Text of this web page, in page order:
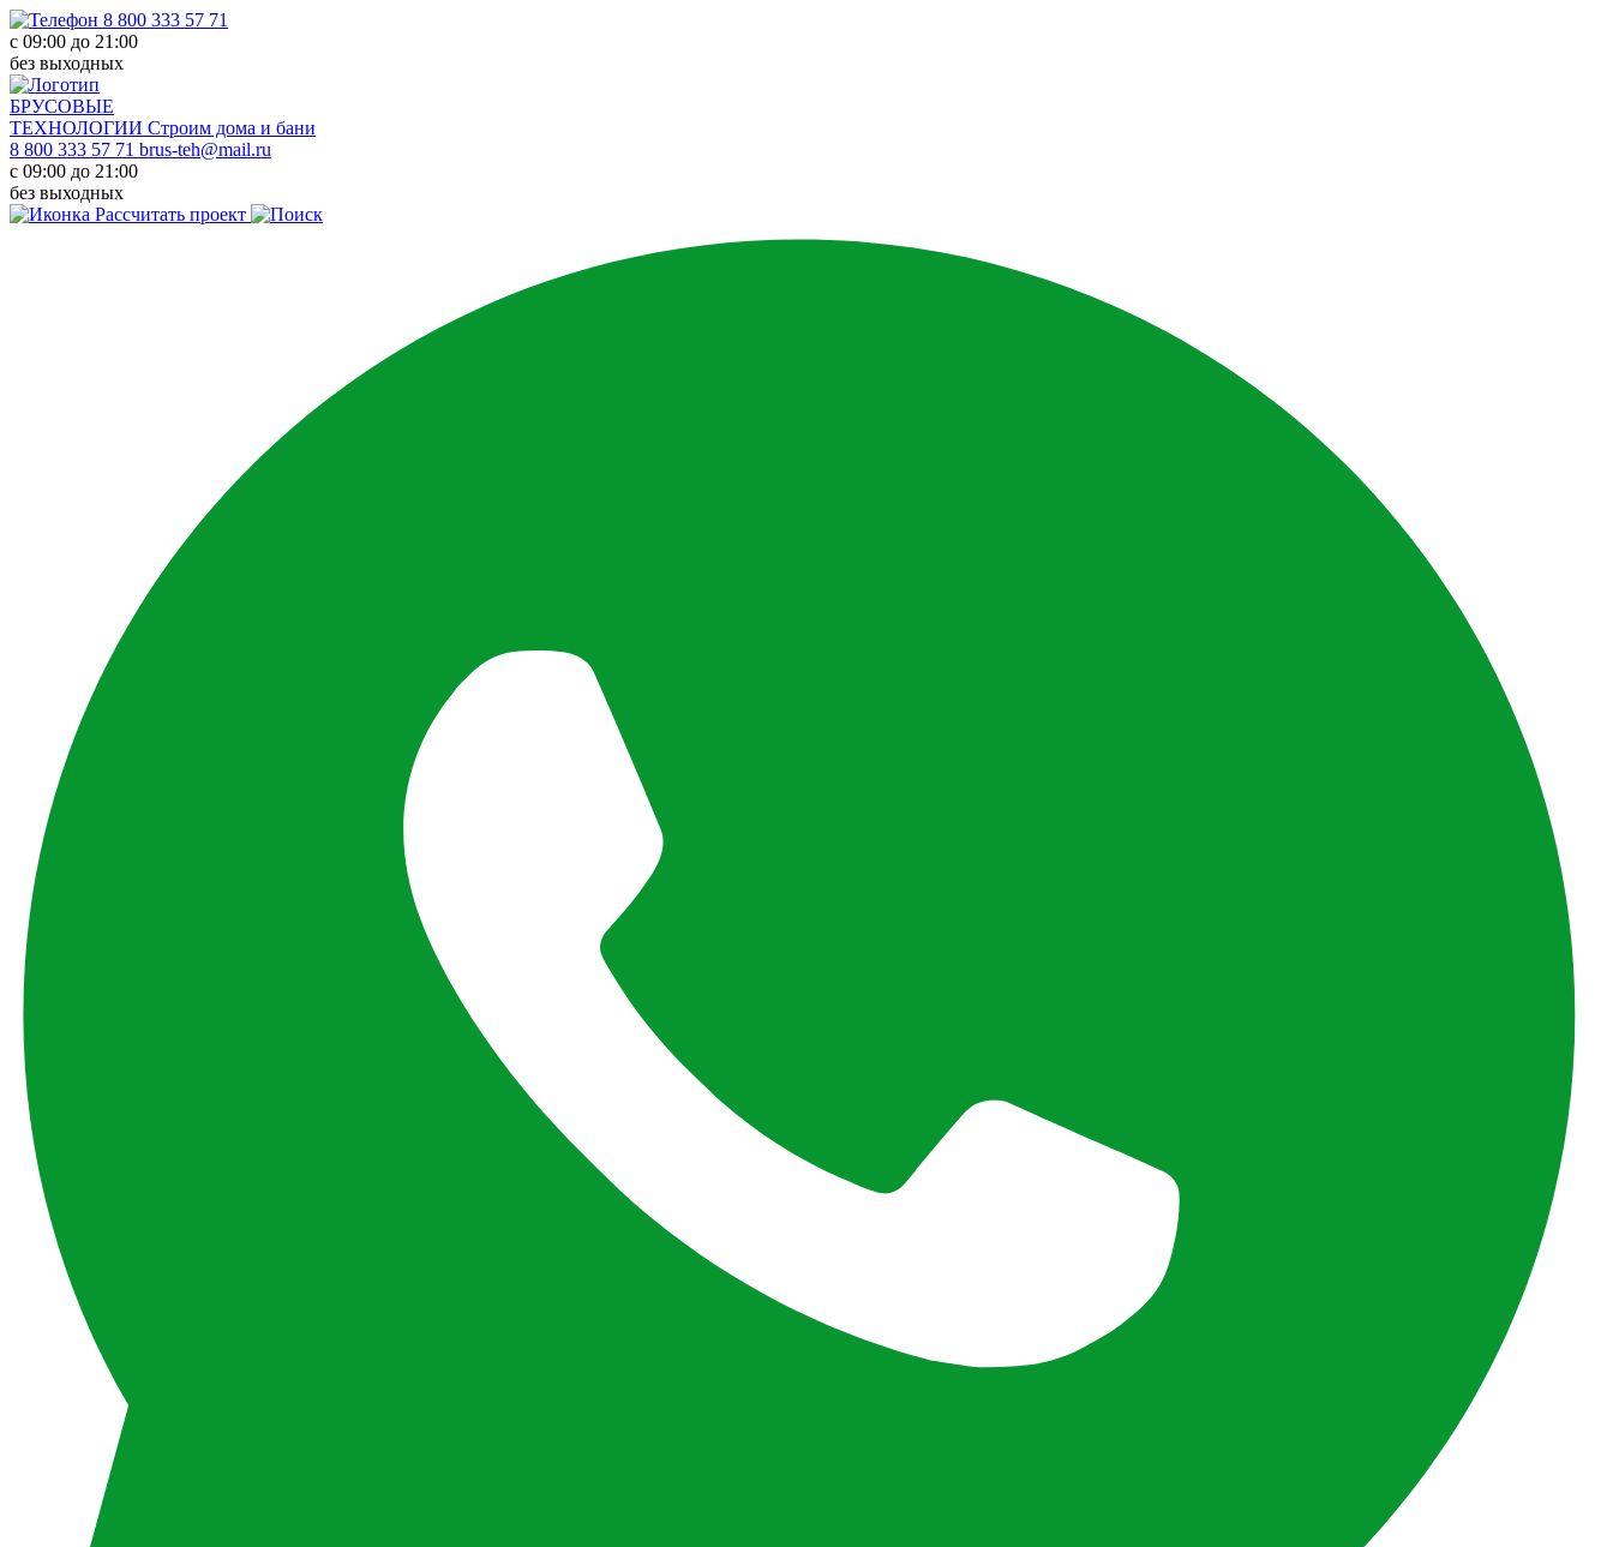
8 800 333 57 71
с 09:00 до 21:00
без выходных
БРУСОВЫЕ
ТЕХНОЛОГИИ Строим дома и бани
8 800 333 57 71 brus-teh@mail.ru
с 09:00 до 21:00
без выходных
Рассчитать проект